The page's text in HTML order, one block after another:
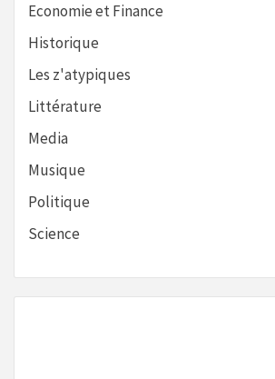
Economie et Finance
Historique
Les z'atypiques
Littérature
Media
Musique
Politique
Science